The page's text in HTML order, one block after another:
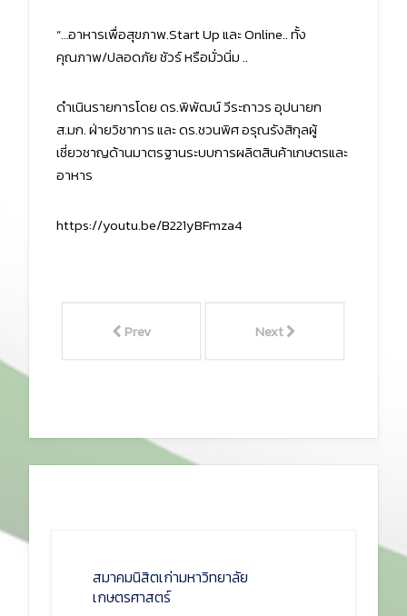
“…อาหารเพื่อสุขภาพ.Start Up และ Online.. ทั้ง
คุณภาพ/ปลอดภัย ชัวร์ หรือมั่วนิ่ม ..
ดำเนินรายการโดย ดร.พิพัฒน์ วีระถาวร อุปนายก
ส.มก. ฝ่ายวิชาการ และ ดร.ชวนพิศ อรุณรังสิกุลผู้
เชี่ยวชาญด้านมาตรฐานระบบการผลิตสินค้าเกษตรและ
อาหาร
https://youtu.be/B221yBFmza4
Prev Next
สมาคมนิสิตเก่ามหาวิทยาลัย
เกษตรศาสตร์